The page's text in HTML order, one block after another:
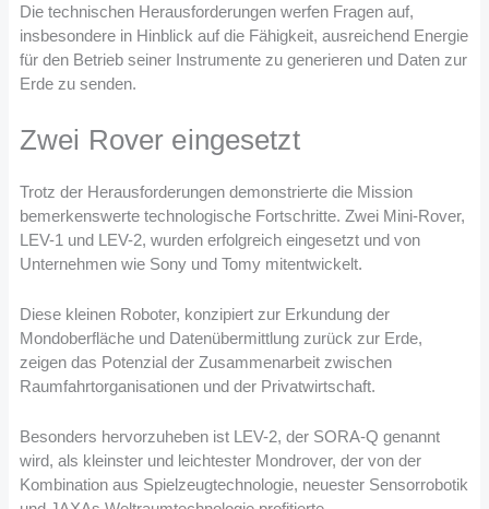
Die technischen Herausforderungen werfen Fragen auf,
insbesondere in Hinblick auf die Fähigkeit, ausreichend Energie
für den Betrieb seiner Instrumente zu generieren und Daten zur
Erde zu senden.
Zwei Rover eingesetzt
Trotz der Herausforderungen demonstrierte die Mission
bemerkenswerte technologische Fortschritte. Zwei Mini-Rover,
LEV-1 und LEV-2, wurden erfolgreich eingesetzt und von
Unternehmen wie Sony und Tomy mitentwickelt.
Diese kleinen Roboter, konzipiert zur Erkundung der
Mondoberfläche und Datenübermittlung zurück zur Erde,
zeigen das Potenzial der Zusammenarbeit zwischen
Raumfahrtorganisationen und der Privatwirtschaft.
Besonders hervorzuheben ist LEV-2, der SORA-Q genannt
wird, als kleinster und leichtester Mondrover, der von der
Kombination aus Spielzeugtechnologie, neuester Sensorrobotik